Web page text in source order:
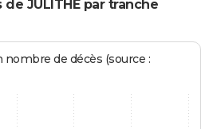
JULITHE par tranche
de décès (source :